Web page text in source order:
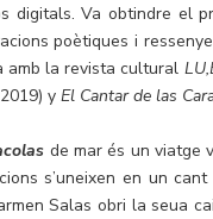
Va obtindre el
poètiques i
amb la revista cultural
yEl Cantar de las
de mar és un viatge
s’uneixen en un
Salas obri la seua